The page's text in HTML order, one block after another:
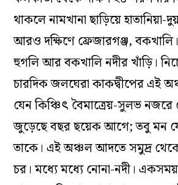
থাকলে নামখানা ছাড়িয়ে হাতানিয়া-
আরও দক্ষিণে ফ্রেজারগঞ্জ,
হুগলি আর বকখালি নদীর খাঁড়ি।
চারদিক জলঘেরা কাকদ্বীপের এই
যেন কিঞ্চিৎ বৈমাত্রেয়-সুলভ নজরে
জুড়েছে বছর ছয়েক আগে; তবু মন
তাকে। এই অঞ্চল আদতে সমুদ্র
চর। মধ্যে মধ্যে নোনা-নদী।